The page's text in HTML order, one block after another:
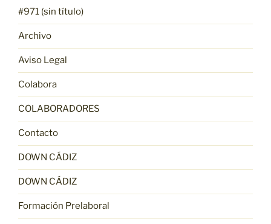
#971 (sin título)
Archivo
Aviso Legal
Colabora
COLABORADORES
Contacto
DOWN CÁDIZ
DOWN CÁDIZ
Formación Prelaboral